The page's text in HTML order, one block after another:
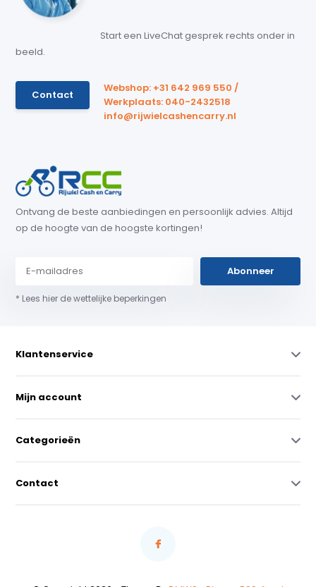
Start een LiveChat gesprek rechts onder in
beeld.
Contact
Webshop: +31 642 969 550 /
Werkplaats: 040-2432518
info@rijwielcashencarry.nl
Ontvang de beste aanbiedingen en persoonlijk advies. Altijd
op de hoogte van de hoogste kortingen!
Abonneer
* Lees hier de wettelijke beperkingen
Klantenservice
Mijn account
Categorieën
Contact